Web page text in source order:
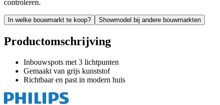
controleren.
In welke bouwmarkt te koop? Showmodel bij andere bouwmarkten
Productomschrijving
Inbouwspots met 3 lichtpunten
Gemaakt van grijs kunststof
Richtbaar en past in modern huis